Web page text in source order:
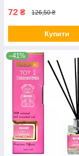
72 ₴ 126,50 ₴
Купити
–41%